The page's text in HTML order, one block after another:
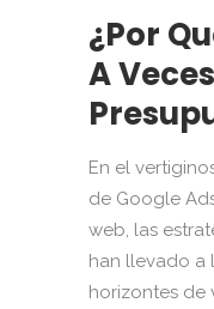
¿Por
A
En el
de Google
web, las
han llevado a
horizontes de